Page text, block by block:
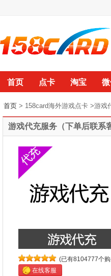
首页 点卡 淘宝
首页 > 158card海外游戏点卡 >游戏
游戏代充服务（下单后联系
(已有8104777个
在线客服